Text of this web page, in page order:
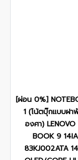
[ผ่อน 0%]
1 (โน้ตบุ๊กแบบฝ
องศา) LENOVO
BOOK 9
83KJ002ATA